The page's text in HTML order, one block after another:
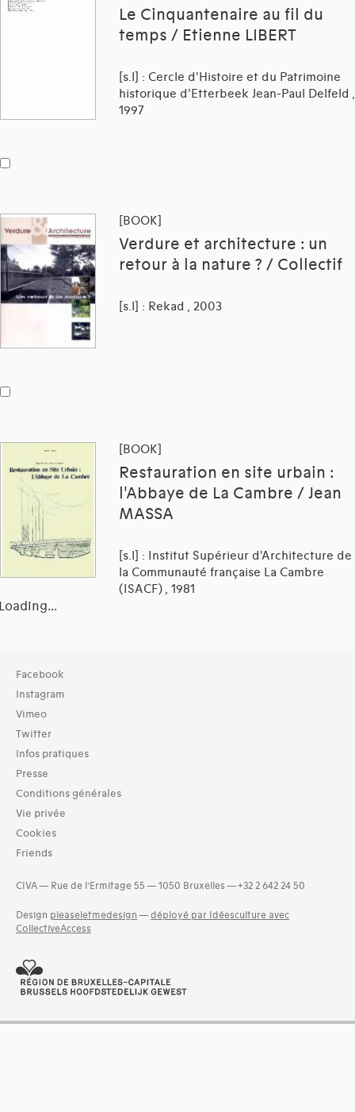
Le Cinquantenaire au fil du
temps / Etienne LIBERT
[s.l] : Cercle d'Histoire et du Patrimoine
historique d'Etterbeek Jean-Paul Delfeld ,
1997
[BOOK]
Verdure et architecture : un
retour à la nature ? / Collectif
[s.l] : Rekad , 2003
[BOOK]
Restauration en site urbain :
l'Abbaye de La Cambre / Jean
MASSA
[s.l] : Institut Supérieur d'Architecture de
la Communauté française La Cambre
(ISACF) , 1981
Collection
Bibliothèque (27330)
Archives (2360)
Typologies documents
Livres (19287)
Dossiers documentaires (3512)
Séries (activités) (26)
Exemplaires (3)
Photos (4521)
Etat des collections (2)
and 1 more
Langues
Bosniaque (1)
Croate (2)
Danois (34)
Finnois (14)
Facebook
Instagram
Vimeo
Twitter
Infos pratiques
Presse
Conditions générales
Vie privée
Cookies
Friends
CIVA — Rue de l’Ermitage 55 — 1050 Bruxelles — +32 2 642 24 50
Design pleaseletmedesign — déployé par Idéesculture avec
CollectiveAccess